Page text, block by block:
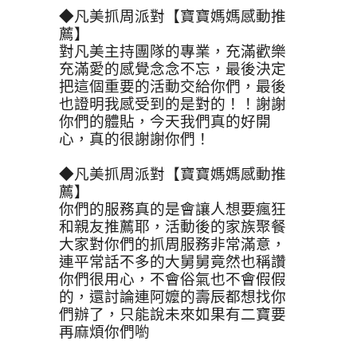
◆凡美抓周派對【寶寶媽媽感動推
薦】
對凡美主持團隊的專業，充滿歡樂
充滿愛的感覺念念不忘，最後決定
把這個重要的活動交給你們，最後
也證明我感受到的是對的！！謝謝
你們的體貼，今天我們真的好開
心，真的很謝謝你們！
◆凡美抓周派對【寶寶媽媽感動推
薦】
你們的服務真的是會讓人想要瘋狂
和親友推薦耶，活動後的家族聚餐
大家對你們的抓周服務非常滿意，
連平常話不多的大舅舅竟然也稱讚
你們很用心，不會俗氣也不會假假
的，還討論連阿嬤的壽辰都想找你
們辦了，只能說未來如果有二寶要
再麻煩你們喲